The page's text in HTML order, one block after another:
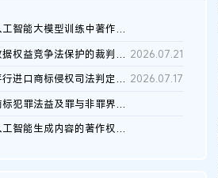
人工智能大模型训练中著作权的合理使用
2026.07.28
数据权益竞争法保护的裁判路径构建 2026.07.21
平行进口商标侵权司法判定规则的困境与纾解 2026.07.17
商标犯罪法益及罪与非罪界限研究
人工智能生成内容的著作权司法认定：演进逻辑、现实困境与规则建...